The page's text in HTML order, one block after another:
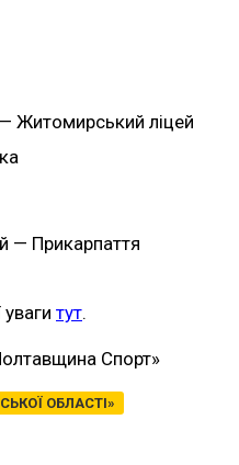
ліцей
— Прикарпаття
тут.
Спорт»
ОБЛАСТІ»